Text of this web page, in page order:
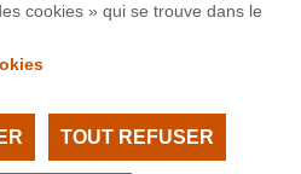
Université Paris-Saclay
cookies » qui se trouve dans le
TOUT REFUSER